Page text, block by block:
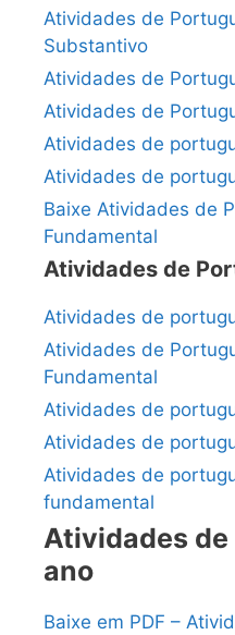
Atividades de
Substantivo
Atividades de
Atividades de
Atividades de
Atividades de
Baixe Atividades de
Fundamental
Atividades de
Atividades de
Atividades de
Fundamental
Atividades de
Atividades de
Atividades de
fundamental
Atividades de
ano
Baixe em PDF –